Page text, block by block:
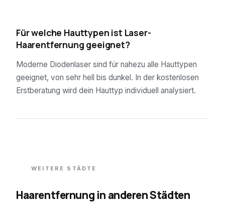
Für welche Hauttypen ist Laser-
Haarentfernung geeignet?
Moderne Diodenlaser sind für nahezu alle Hauttypen
geeignet, von sehr hell bis dunkel. In der kostenlosen
Erstberatung wird dein Hauttyp individuell analysiert.
WEITERE STÄDTE
Haarentfernung in anderen Städten